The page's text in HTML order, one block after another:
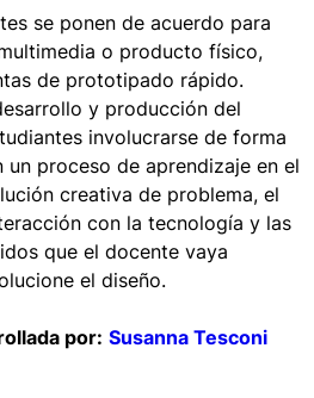
se ponen de acuerdo para
o producto físico,
de prototipado rápido.
y producción del
involucrarse de forma
proceso de aprendizaje en el
creativa de problema, el
con la tecnología y las
que el docente vaya
el diseño.
por: Susanna Tesconi